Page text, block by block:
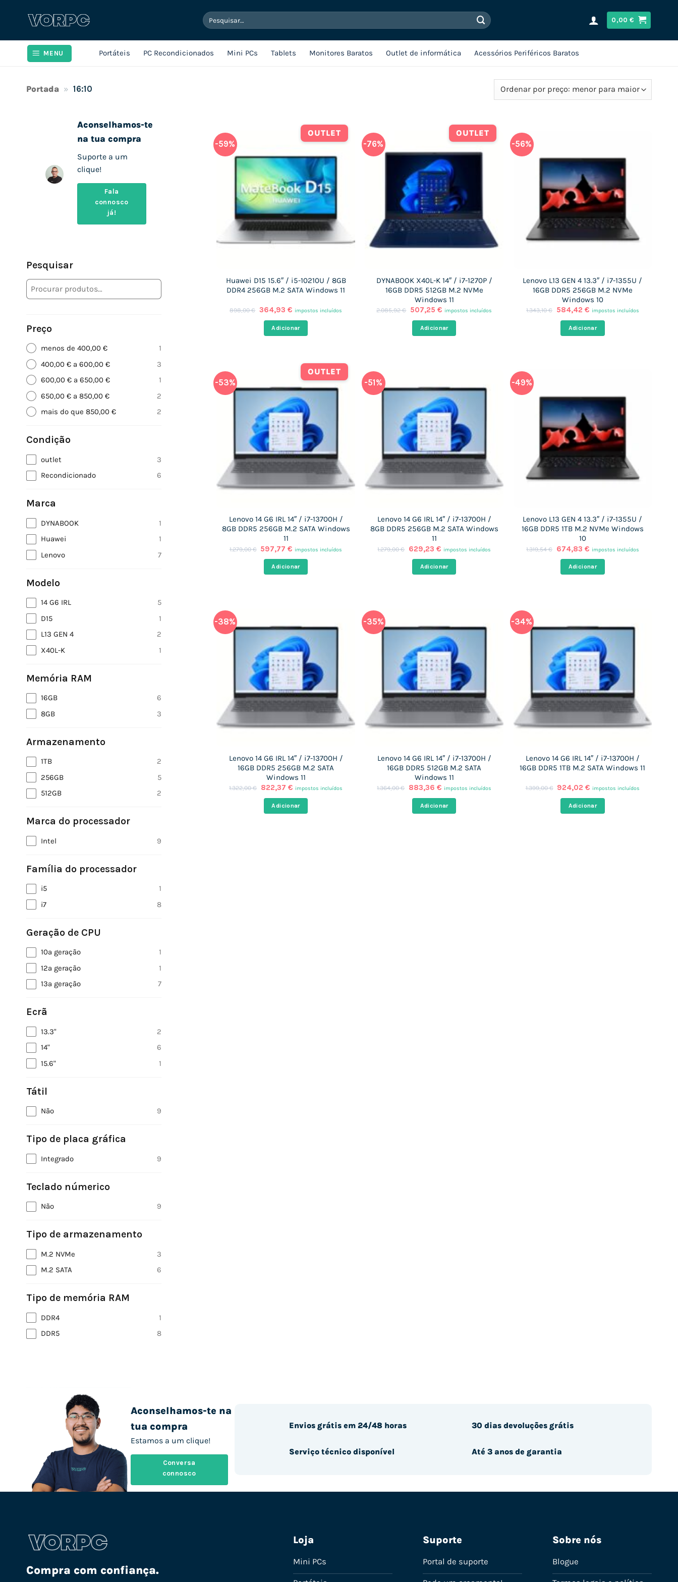
Pesquisar
por:
0,00€
MENU Portáteis PC Recondicionados Mini PCs Tablets Monitores Baratos Outlet de informática Acessórios Periféricos Baratos
Portada » 16:10
Aconselhamos-te
na tua compra
Suporte a um
clique!
Fala
connosco
já!
Pesquisar
Preço
menos de 400,00 €
1
400,00 € a 600,00 €
3
600,00 € a 650,00 €
1
650,00 € a 850,00 €
2
mais do que 850,00 €
2
Condição
outlet
3
Recondicionado
6
Marca
DYNABOOK
1
Huawei
1
Lenovo
7
Modelo
14 G6 IRL
5
D15
1
L13 GEN 4
2
X40L-K
1
Memória RAM
16GB
6
8GB
3
Armazenamento
1TB
2
256GB
5
512GB
2
Marca do processador
Intel 9
Família do processador
i5
1
i7
8
Geração de CPU
10ª geração
1
12ª geração
1
13ª geração
7
Ecrã
13.3"
2
14"
6
15.6"
1
Tátil
Não 9
Tipo de placa gráfica
Integrado 9
Teclado númerico
Não 9
Tipo de armazenamento
M.2 NVMe
3
M.2 SATA
6
Tipo de memória RAM
DDR4
1
DDR5
8
-59%
OUTLET
Huawei D15 15.6″ / i5-10210U / 8GB
DDR4 256GB M.2 SATA Windows 11
898,00€ O
original
era:
364,93 €O
atual
é:
impostos incluídos
Adicionar
-76%
OUTLET
DYNABOOK X40L-K 14″ / i7-1270P /
16GB DDR5 512GB M.2 NVMe
Windows 11
2.085,92€
O
original
era:
507,25€ O
atual
é:
impostos incluídos
Adicionar
-56%
Lenovo L13 GEN 4 13.3″ / i7-1355U /
16GB DDR5 256GB M.2 NVMe
Windows 10
1.343,10€
O
original
era:
584,42 €O
atual
é:
impostos incluídos
Adicionar
-53%
OUTLET
Lenovo 14 G6 IRL 14″ / i7-13700H /
8GB DDR5 256GB M.2 SATA Windows
11
1.279,00€ O
original
era:
597,77€ O
preço
atual
é:
impostos incluídos
Adicionar
-51%
Lenovo 14 G6 IRL 14″ / i7-13700H /
8GB DDR5 256GB M.2 SATA Windows
11
1.279,00€
O
original
era:
629,23€ O
preço
atual
é:
impostos incluídos
Adicionar
-49%
Lenovo L13 GEN 4 13.3″ / i7-1355U /
16GB DDR5 1TB M.2 NVMe Windows
10
1.319,54€
O
original
era:
674,83 €O
preço
atual
é:
impostos incluídos
Adicionar
-38%
Lenovo 14 G6 IRL 14″ / i7-13700H /
16GB DDR5 256GB M.2 SATA
Windows 11
1.322,00€
O
original
era:
822,37 €O
atual
é:
impostos incluídos
Adicionar
-35%
Lenovo 14 G6 IRL 14″ / i7-13700H /
16GB DDR5 512GB M.2 SATA
Windows 11
1.364,00€
O
original
era:
883,36€ O
atual
é:
impostos incluídos
Adicionar
-34%
Lenovo 14 G6 IRL 14″ / i7-13700H /
16GB DDR5 1TB M.2 SATA Windows 11
1.399,00€
O
original
era:
924,02€ O
atual
é:
impostos incluídos
Adicionar
Aconselhamos-te na
tua compra
Estamos a um clique!
Conversa
connosco
Envios grátis em 24/48 horas
Serviço técnico disponível
30 dias devoluções grátis
Até 3 anos de garantia
Compra com confiança.
Loja
Mini PCs
Suporte
Portal de suporte
Sobre nós
Blogue